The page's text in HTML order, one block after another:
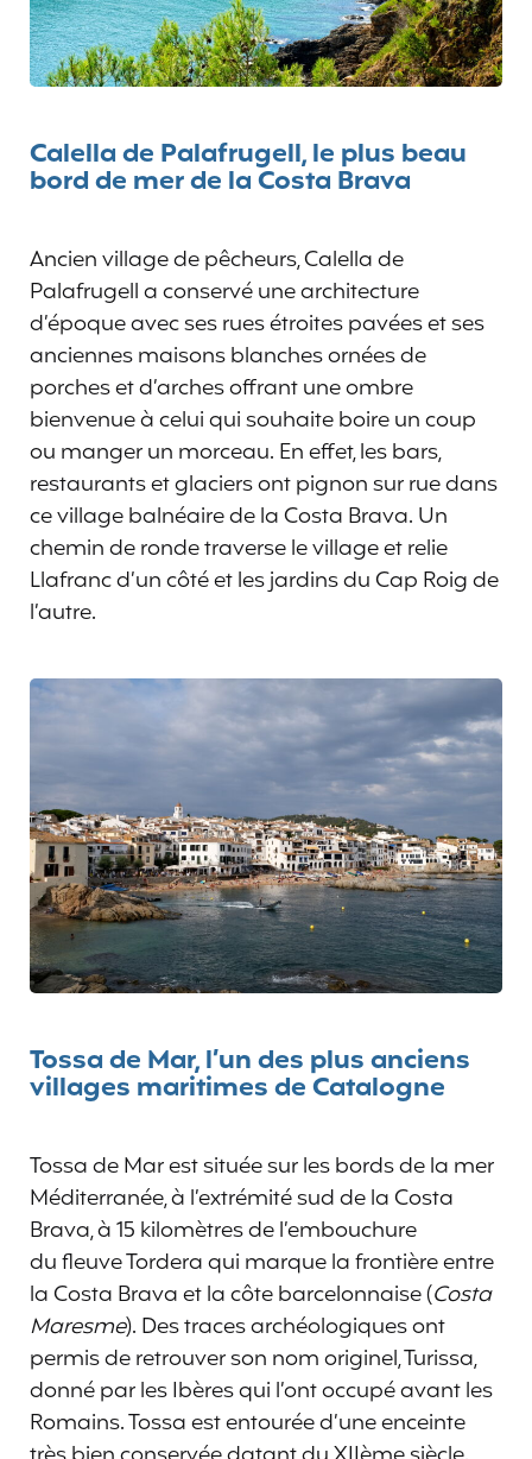
Calella de Palafrugell, le plus beau
bord de mer de la Costa Brava
Ancien village de pêcheurs, Calella de
Palafrugell a conservé une architecture
d’époque avec ses rues étroites pavées et ses
anciennes maisons blanches ornées de
porches et d’arches offrant une ombre
bienvenue à celui qui souhaite boire un coup
ou manger un morceau. En effet, les bars,
restaurants et glaciers ont pignon sur rue dans
ce village balnéaire de la Costa Brava. Un
chemin de ronde traverse le village et relie
Llafranc d’un côté et les jardins du Cap Roig de
l’autre.
Tossa de Mar, l’un des plus anciens
villages maritimes de Catalogne
Tossa de Mar est située sur les bords de la mer
Méditerranée, à l’extrémité sud de la Costa
Brava, à 15 kilomètres de l’embouchure
du fleuve Tordera qui marque la frontière entre
la Costa Brava et la côte barcelonnaise (Costa
Maresme). Des traces archéologiques ont
permis de retrouver son nom originel, Turissa,
donné par les Ibères qui l’ont occupé avant les
Romains. Tossa est entourée d’une enceinte